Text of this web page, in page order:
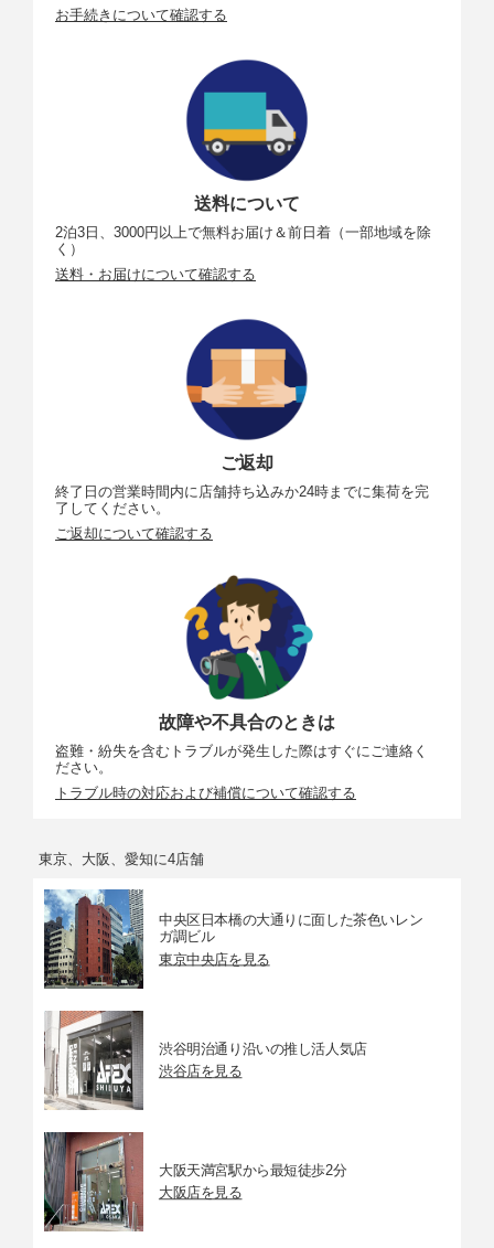
お手続きについて確認する
送料について
2泊3日、3000円以上で無料お届け＆前日着（一部地域を除
く）
送料・お届けについて確認する
ご返却
終了日の営業時間内に店舗持ち込みか24時までに集荷を完
了してください。
ご返却について確認する
故障や不具合のときは
盗難・紛失を含むトラブルが発生した際はすぐにご連絡く
ださい。
トラブル時の対応および補償について確認する
東京、大阪、愛知に4店舗
中央区日本橋の大通りに面した茶色いレン
ガ調ビル
東京中央店を見る
渋谷明治通り沿いの推し活人気店
渋谷店を見る
大阪天満宮駅から最短徒歩2分
大阪店を見る